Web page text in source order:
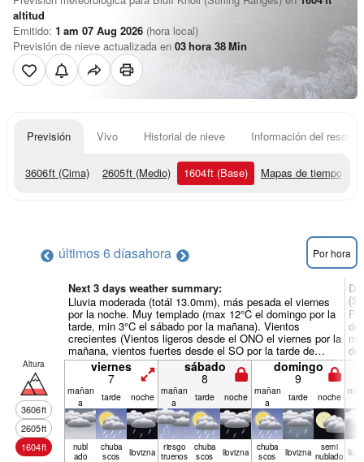
altitud
Emitido: 1 am 07 Aug 2026 (hora local)
Previsión de nieve actualizada en 03hora 38Min
Previsión Vivo Historial de nieve Información del resort
3606ft (Cima) 2605ft (Medio) 1604ft (Base) Mapas de tiempo
últimos 6 díasahora Por hora
Next 3 days weather summary:
Lluvia moderada (totál 13.0mm), más pesada el viernes
por la noche. Muy templado (max 12°C el domingo por la
tarde, min 3°C el sábado por la mañana). Vientos
crecientes (Vientos ligeros desde el ONO el viernes por la
mañana, vientos fuertes desde el SO por la tarde de
sábado).
de
Altura
3606ft
2605ft
1604ft
viernes
7
sábado
8
domingo
9
mañan
a
tarde noche mañan
a
tarde noche mañan
a
tarde noche
nubl
ado
chuba
scos llov­izna riesgo
truenos
chuba
scos llov­izna chuba
scos llov­izna semi
nublado